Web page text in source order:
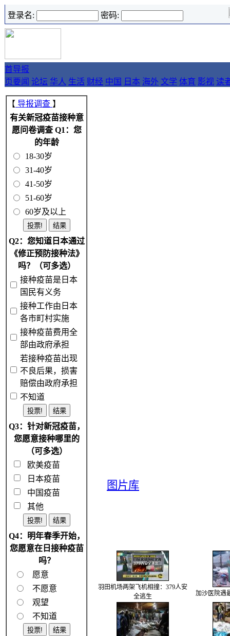
登录名: 密码:
首
页
导报
要闻 论坛 华人 生活 财经 中国 日本 海外 文学 体育 影视 读
【 导报调查 】
有关新冠疫苗接种意
愿问卷调查 Q1：您
的年龄
18-30岁
31-40岁
41-50岁
51-60岁
60岁及以上
Q2：您知道日本通过
《修正预防接种法》
吗？（可多选）
接种疫苗是日本
国民有义务
接种工作由日本
各市町村实施
接种疫苗费用全
部由政府承担
若接种疫苗出现
不良后果，损害
赔偿由政府承担
不知道
Q3：针对新冠疫苗，
您愿意接种哪里的
（可多选）
欧美疫苗
日本疫苗
中国疫苗
其他
Q4：明年春季开始，
您愿意在日接种疫苗
吗？
愿意
不愿意
观望
不知道
图片库
羽田机场两架飞机相撞：379人安
全逃生
加沙医院遇